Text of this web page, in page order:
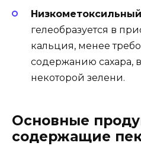
гелеобразуется в
кальция, менее
содержанию сахара,
некоторой зелени.
Основные
содержащие